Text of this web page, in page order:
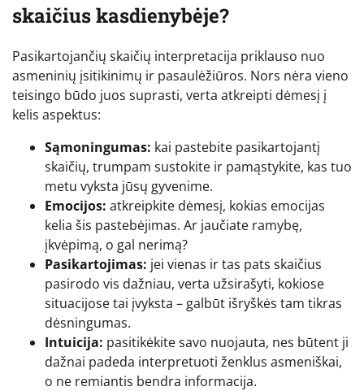
skaičius kasdienybėje?
Pasikartojančių skaičių interpretacija priklauso nuo
asmeninių įsitikinimų ir pasaulėžiūros. Nors nėra vieno
teisingo būdo juos suprasti, verta atkreipti dėmesį į
kelis aspektus:
Sąmoningumas: kai pastebite pasikartojantį
skaičių, trumpam sustokite ir pamąstykite, kas tuo
metu vyksta jūsų gyvenime.
Emocijos: atkreipkite dėmesį, kokias emocijas
kelia šis pastebėjimas. Ar jaučiate ramybę,
įkvėpimą, o gal nerimą?
Pasikartojimas: jei vienas ir tas pats skaičius
pasirodo vis dažniau, verta užsirašyti, kokiose
situacijose tai įvyksta – galbūt išryškės tam tikras
dėsningumas.
Intuicija: pasitikėkite savo nuojauta, nes būtent ji
dažnai padeda interpretuoti ženklus asmeniškai,
o ne remiantis bendra informacija.